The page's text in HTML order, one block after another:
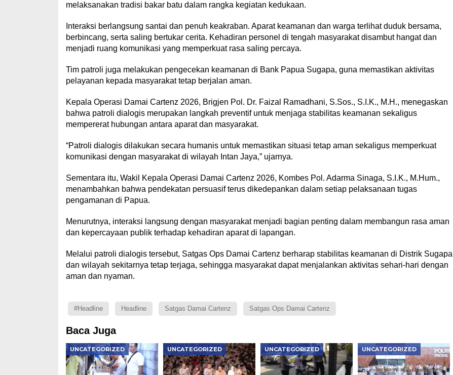
melaksanakan tradisi bakar batu dalam rangka kegiatan kedukaan.
Interaksi berlangsung santai dan penuh keakraban. Aparat keamanan dan warga terlihat duduk bersama,
berbincang, serta saling bertukar cerita. Kehadiran personel di tengah masyarakat disambut hangat dan
menjadi ruang komunikasi yang memperkuat rasa saling percaya.
Tim patroli juga melakukan pengecekan keamanan di Bank Papua Sugapa, guna memastikan aktivitas
pelayanan kepada masyarakat tetap berjalan aman.
Kepala Operasi Damai Cartenz 2026, Brigjen Pol. Dr. Faizal Ramadhani, S.Sos., S.I.K., M.H., menegaskan
bahwa patroli dialogis merupakan langkah preventif untuk menjaga stabilitas keamanan sekaligus
mempererat hubungan antara aparat dan masyarakat.
“Patroli dialogis dilakukan secara humanis untuk memastikan situasi tetap aman sekaligus memperkuat
komunikasi dengan masyarakat di wilayah Intan Jaya,” ujarnya.
Sementara itu, Wakil Kepala Operasi Damai Cartenz 2026, Kombes Pol. Adarma Sinaga, S.I.K., M.Hum.,
menambahkan bahwa pendekatan persuasif terus dikedepankan dalam setiap pelaksanaan tugas
pengamanan di Papua.
Menurutnya, interaksi langsung dengan masyarakat menjadi bagian penting dalam membangun rasa aman
dan kepercayaan publik terhadap kehadiran aparat di lapangan.
Melalui patroli dialogis tersebut, Satgas Ops Damai Cartenz berharap stabilitas keamanan di Distrik Sugapa
dan wilayah sekitarnya tetap terjaga, sehingga masyarakat dapat menjalankan aktivitas sehari-hari dengan
aman dan nyaman.
#Headline Headline Satgas Damai Cartenz Satgas Ops Damai Cartenz
Baca Juga
UNCATEGORIZED UNCATEGORIZED UNCATEGORIZED UNCATEGORIZED